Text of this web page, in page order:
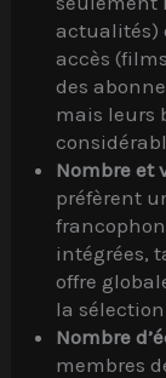
actualités)
accès
des
mais leurs
Nombre et
préfèrent
intégrées,
offre
la
Nombre
membres